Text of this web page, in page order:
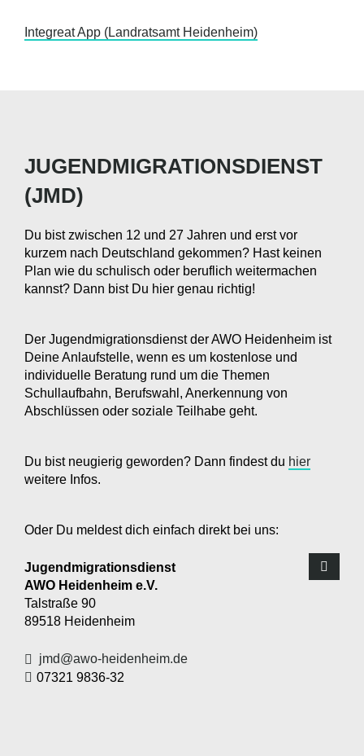
Integreat App (Landratsamt Heidenheim)
JUGENDMIGRATIONSDIENST
(JMD)
Du bist zwischen 12 und 27 Jahren und erst vor
kurzem nach Deutschland gekommen? Hast keinen
Plan wie du schulisch oder beruflich weitermachen
kannst? Dann bist Du hier genau richtig!
Der Jugendmigrationsdienst der AWO Heidenheim ist
Deine Anlaufstelle, wenn es um kostenlose und
individuelle Beratung rund um die Themen
Schullaufbahn, Berufswahl, Anerkennung von
Abschlüssen oder soziale Teilhabe geht.
Du bist neugierig geworden? Dann findest du hier
weitere Infos.
Oder Du meldest dich einfach direkt bei uns:
Jugendmigrationsdienst
AWO Heidenheim e.V.
Talstraße 90
89518 Heidenheim
jmd@awo-heidenheim.de
07321 9836-32